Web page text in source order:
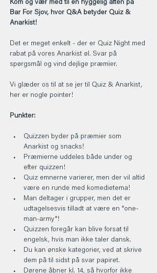
Kom og vær med til en hyggelig aften på
Bar For Sjov, hvor Q&A betyder Quiz &
Anarkist!
Det er meget enkelt - der er Quiz Night med
rabat på vores Anarkist øl. Svar på
spørgsmål og vind dejlige præmier.
Vi glæder os til at se jer til Quiz & Anarkist,
her er nogle pointer!
Punkter:
Quizzen byder på præmier som
Anarkist og snacks!
Præmierne uddeles både under og
efter quizzen!
Quiz emnerne varierer, men der vil altid
være en runde med komedietema!
Man deltager i grupper, men det er
udtagelsesvis tilladt at være en "one-
man-army"!
Quizzen foregår kan blive forsat til
engelsk, hvis man ikke taler dansk.
Du kan ønske kategorier, ved at skrive
dem på til sidst på svar papiret.
Dørene åbner kl. 14, så hvorfor ikke